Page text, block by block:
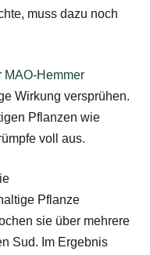
muss dazu noch
MAO-Hemmer
Wirkung versprühen.
Pflanzen wie
voll aus.
Pflanze
sie über mehrere
Sud. Im Ergebnis